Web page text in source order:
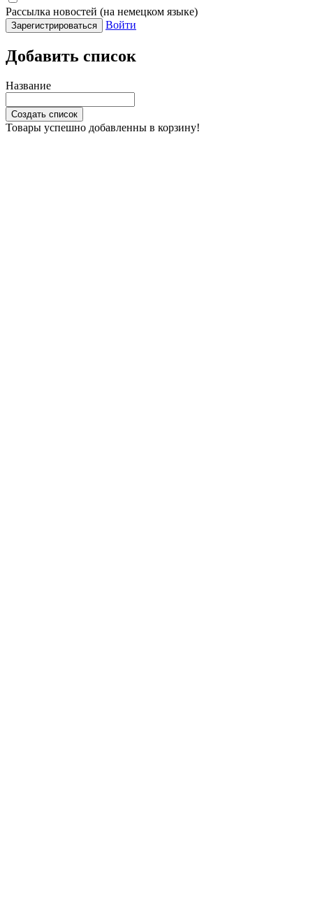
Рассылка новостей (на немецком языке)
Зарегистрироваться Войти
Добавить список
Название
Создать список
Товары успешно добавленны в корзину!